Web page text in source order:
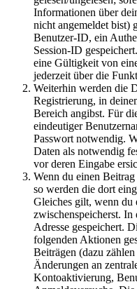
Informationen über
nicht angemeldet bist)
Benutzer-ID, ein
Session-ID
eine Gültigkeit von
jederzeit über die
Weiterhin werden die
Registrierung, in
Bereich angibst. Für
eindeutiger
Passwort notwendig.
Daten als notwendig
vor deren Eingabe
Wenn du einen
so werden die dort
Gleiches gilt, wenn du
zwischenspeicherst.
Adresse gespeichert.
folgenden Aktionen
Beiträgen (dazu
Änderungen an
Kontoaktivierung,